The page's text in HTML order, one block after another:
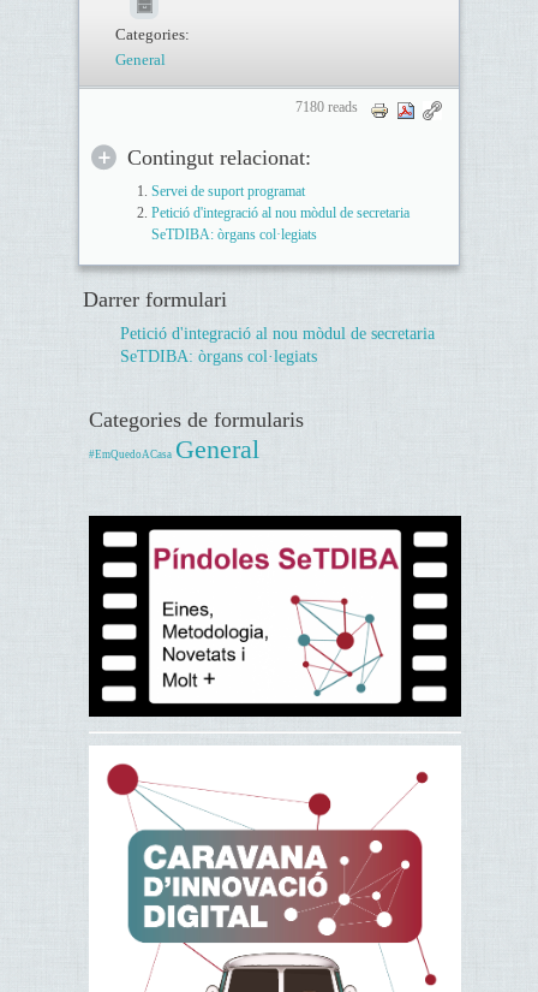
Categories:
General
7180 reads
Contingut relacionat:
Servei de suport programat
Petició d'integració al nou mòdul de secretaria
SeTDIBA: òrgans col·legiats
Darrer formulari
Petició d'integració al nou mòdul de secretaria
SeTDIBA: òrgans col·legiats
Categories de formularis
#EmQuedoACasa General